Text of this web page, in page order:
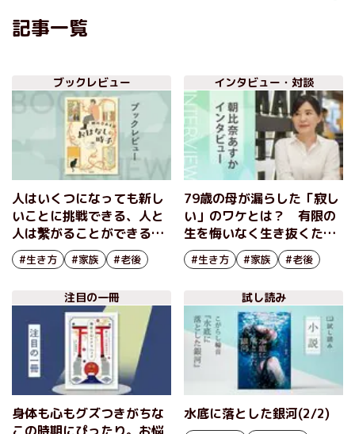
記事一覧
ブックレビュー
人はいくつになっても新し
いことに挑戦できる、人と
人は繫がることができる、
そんなポジティブなメッセ
ージに心温まる 『おはな
#生き方 #家族 #老後
インタビュー・対談
79歳の母が漏らした「寂し
い」のワケとは？ 有限の
生を悔いなく生き抜くため
の力強い一歩を描く 『お
はなしの時子』朝比奈あす
#生き方 #家族 #老後
注目の一冊
身体も心もグズつきがちな
試し読み
水底に落とした銀河(2/2)